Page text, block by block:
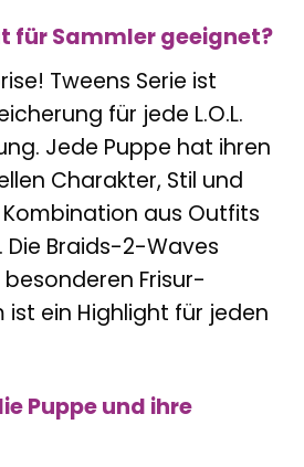
für Sammler geeignet?
Tweens Serie ist
für jede L.O.L.
Jede Puppe hat ihren
Charakter, Stil und
aus Outfits
Die Braids-2-Waves
Frisur-
ein Highlight für jeden
Puppe und ihre